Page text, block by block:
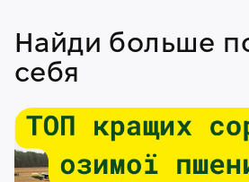
Найди больше
себя